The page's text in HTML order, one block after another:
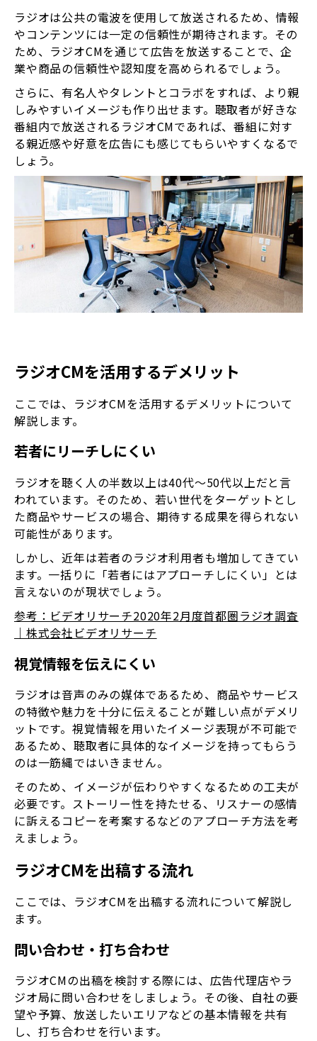
ラジオは公共の電波を使用して放送されるため、情報
やコンテンツには一定の信頼性が期待されます。その
ため、ラジオCMを通じて広告を放送することで、企
業や商品の信頼性や認知度を高められるでしょう。
さらに、有名人やタレントとコラボをすれば、より親
しみやすいイメージも作り出せます。聴取者が好きな
番組内で放送されるラジオCMであれば、番組に対す
る親近感や好意を広告にも感じてもらいやすくなるで
しょう。
ラジオCMを活用するデメリット
ここでは、ラジオCMを活用するデメリットについて
解説します。
若者にリーチしにくい
ラジオを聴く人の半数以上は40代〜50代以上だと言
われています。そのため、若い世代をターゲットとし
た商品やサービスの場合、期待する成果を得られない
可能性があります。
しかし、近年は若者のラジオ利用者も増加してきてい
ます。一括りに「若者にはアプローチしにくい」とは
言えないのが現状でしょう。
参考：ビデオリサーチ2020年2月度首都圏ラジオ調査
｜株式会社ビデオリサーチ
視覚情報を伝えにくい
ラジオは音声のみの媒体であるため、商品やサービス
の特徴や魅力を十分に伝えることが難しい点がデメリ
ットです。視覚情報を用いたイメージ表現が不可能で
あるため、聴取者に具体的なイメージを持ってもらう
のは一筋縄ではいきません。
そのため、イメージが伝わりやすくなるための工夫が
必要です。ストーリー性を持たせる、リスナーの感情
に訴えるコピーを考案するなどのアプローチ方法を考
えましょう。
ラジオCMを出稿する流れ
ここでは、ラジオCMを出稿する流れについて解説し
ます。
問い合わせ・打ち合わせ
ラジオCMの出稿を検討する際には、広告代理店やラ
ジオ局に問い合わせをしましょう。その後、自社の要
望や予算、放送したいエリアなどの基本情報を共有
し、打ち合わせを行います。